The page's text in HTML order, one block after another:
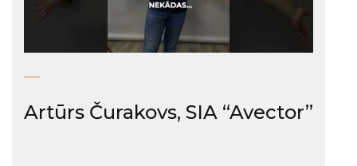
Artūrs Čurakovs, SIA “Avector”